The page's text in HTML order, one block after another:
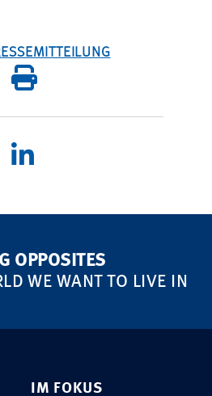
OPPOSITES
WE WANT TO LIVE IN
IM FOKUS